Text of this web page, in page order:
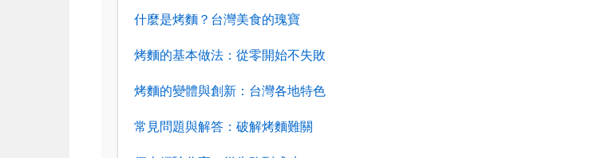
什麼是烤麵？台灣美食的瑰寶
烤麵的基本做法：從零開始不失敗
烤麵的變體與創新：台灣各地特色
常見問題與解答：破解烤麵難關